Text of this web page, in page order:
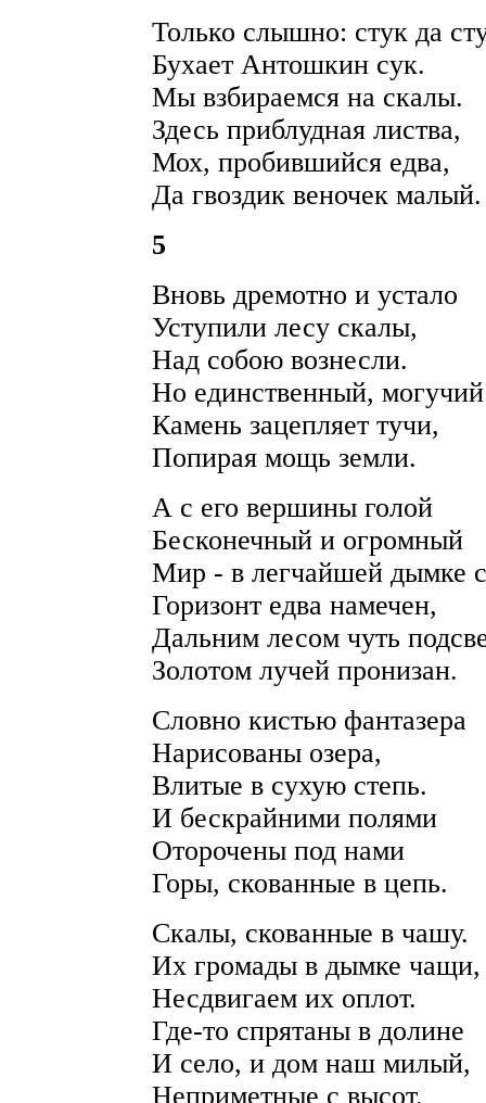
Только слышно: стук да
Бухает Антошкин сук.
Мы взбираемся на скалы.
Здесь приблудная листва,
Мох, пробившийся едва,
Да гвоздик веночек малый.
5
Вновь дремотно и устало
Уступили лесу скалы,
Над собою вознесли.
Но единственный, могучий
Камень зацепляет тучи,
Попирая мощь земли.
А с его вершины голой
Бесконечный и огромный
Мир - в легчайшей дымке
Горизонт едва намечен,
Дальним лесом чуть
Золотом лучей пронизан.
Словно кистью фантазера
Нарисованы озера,
Влитые в сухую степь.
И бескрайними полями
Оторочены под нами
Горы, скованные в цепь.
Скалы, скованные в чашу.
Их громады в дымке чащи,
Несдвигаем их оплот.
Где-то спрятаны в долине
И село, и дом наш милый,
Неприметные с высот.